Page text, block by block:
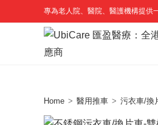
to
專為老人院、醫院、醫護機構提供
Home > 醫用推車 > 污衣車/換